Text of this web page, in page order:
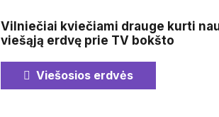
Vilniečiai kviečiami drauge kurti
viešąją erdvę prie TV bokšto
Viešosios erdvės